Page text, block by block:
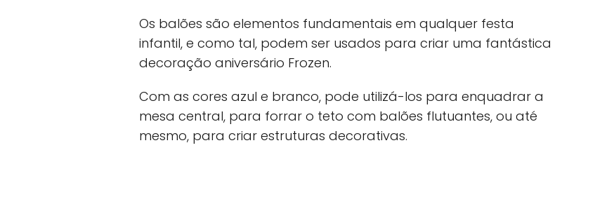
Os balões são elementos fundamentais em qualquer festa
infantil, e como tal, podem ser usados para criar uma fantástica
decoração aniversário Frozen.
Com as cores azul e branco, pode utilizá-los para enquadrar a
mesa central, para forrar o teto com balões flutuantes, ou até
mesmo, para criar estruturas decorativas.